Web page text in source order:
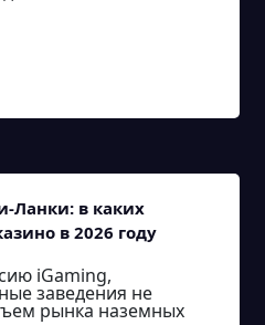
Ланки: в каких
в 2026 году
iGaming,
заведения не
рынка наземных